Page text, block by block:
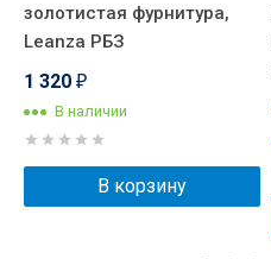
золотистая фурнитура,
Leanza РБЗ
1 320 ₽
В наличии
В корзину